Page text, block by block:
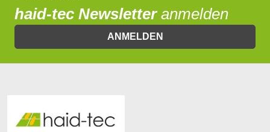
haid-tec Newsletteranmelden
ANMELDEN